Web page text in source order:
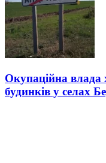
Окупаційна влада
будинків у селах